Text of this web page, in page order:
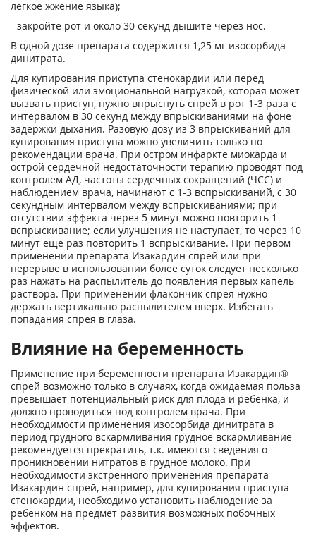
легкое жжение языка);
- закройте рот и около 30 секунд дышите через нос.
В одной дозе препарата содержится 1,25 мг изосорбида
динитрата.
Для купирования приступа стенокардии или перед
физической или эмоциональной нагрузкой, которая может
вызвать приступ, нужно впрыснуть спрей в рот 1-3 раза с
интервалом в 30 секунд между впрыскиваниями на фоне
задержки дыхания. Разовую дозу из 3 впрыскиваний для
купирования приступа можно увеличить только по
рекомендации врача. При остром инфаркте миокарда и
острой сердечной недостаточности терапию проводят под
контролем АД, частоты сердечных сокращений (ЧСС) и
наблюдением врача, начинают с 1-3 вспрыскиваний, с 30
секундным интервалом между вспрыскиваниями; при
отсутствии эффекта через 5 минут можно повторить 1
вспрыскивание; если улучшения не наступает, то через 10
минут еще раз повторить 1 вспрыскивание. При первом
применении препарата Изакардин спрей или при
перерыве в использовании более суток следует несколько
раз нажать на распылитель до появления первых капель
раствора. При применении флакончик спрея нужно
держать вертикально распылителем вверх. Избегать
попадания спрея в глаза.
Влияние на беременность
Применение при беременности препарата Изакардин®
спрей возможно только в случаях, когда ожидаемая польза
превышает потенциальный риск для плода и ребенка, и
должно проводиться под контролем врача. При
необходимости применения изосорбида динитрата в
период грудного вскармливания грудное вскармливание
рекомендуется прекратить, т.к. имеются сведения о
проникновении нитратов в грудное молоко. При
необходимости экстренного применения препарата
Изакардин спрей, например, для купирования приступа
стенокардии, необходимо установить наблюдение за
ребенком на предмет развития возможных побочных
эффектов.